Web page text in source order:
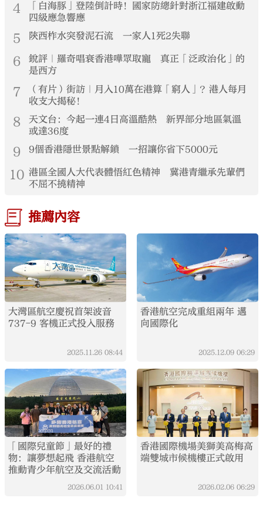
4
「白海豚」登陸倒計時！國家防總針對浙江福建啟動
四級應急響應
5 陝西柞水突發泥石流 一家人1死2失聯
6
銳評｜羅奇唱衰香港嘩眾取寵 真正「泛政治化」的
是西方
7
（有片）街訪｜月入10萬在港算「窮人」？港人每月
收支大揭秘！
8
天文台：今起一連4日高溫酷熱 新界部分地區氣溫
或達36度
9 9個香港隱世景點解鎖 一招讓你省下5000元
10 港區全國人大代表體悟紅色精神 冀港青繼承先輩們
不屈不撓精神
推薦內容
大灣區航空慶祝首架波音
737-9 客機正式投入服務
2025.11.26 08:44
香港航空完成重組兩年 邁
向國際化
2025.12.09 06:29
「國際兒童節」最好的禮
物：讓夢想起飛 香港航空
推動青少年航空及交流活動
2026.06.01 10:41
香港國際機場美獅美高梅高
端雙城市候機樓正式啟用
2026.02.06 06:29